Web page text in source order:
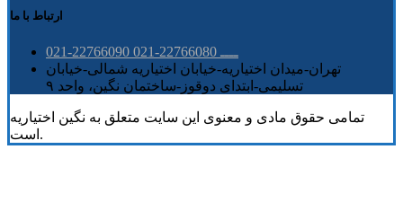
ارتباط با ما
021-22766090 ــــ 22766080-021
تهران-میدان اختیاریه-خیابان اختیاریه شمالی-خیابان
تسلیمی-ابتدای دوقوز-ساختمان نگین، واحد ۹
تمامی حقوق مادی و معنوی این سایت متعلق به نگین اختیاریه
است.